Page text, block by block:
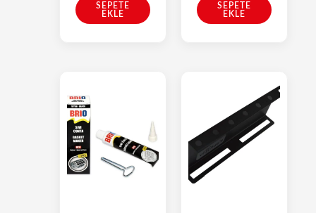
SEPETE
EKLE
SEPETE
EKLE